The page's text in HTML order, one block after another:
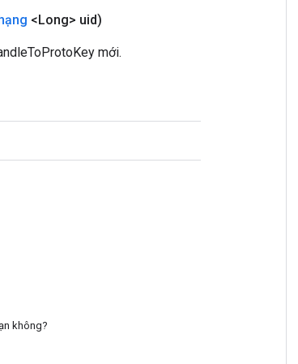
<Long> uid)
mới.
không?